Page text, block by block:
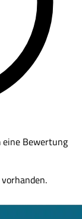
eine Bewertung